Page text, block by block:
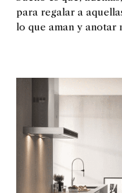
para regalar a
lo que aman y anotar